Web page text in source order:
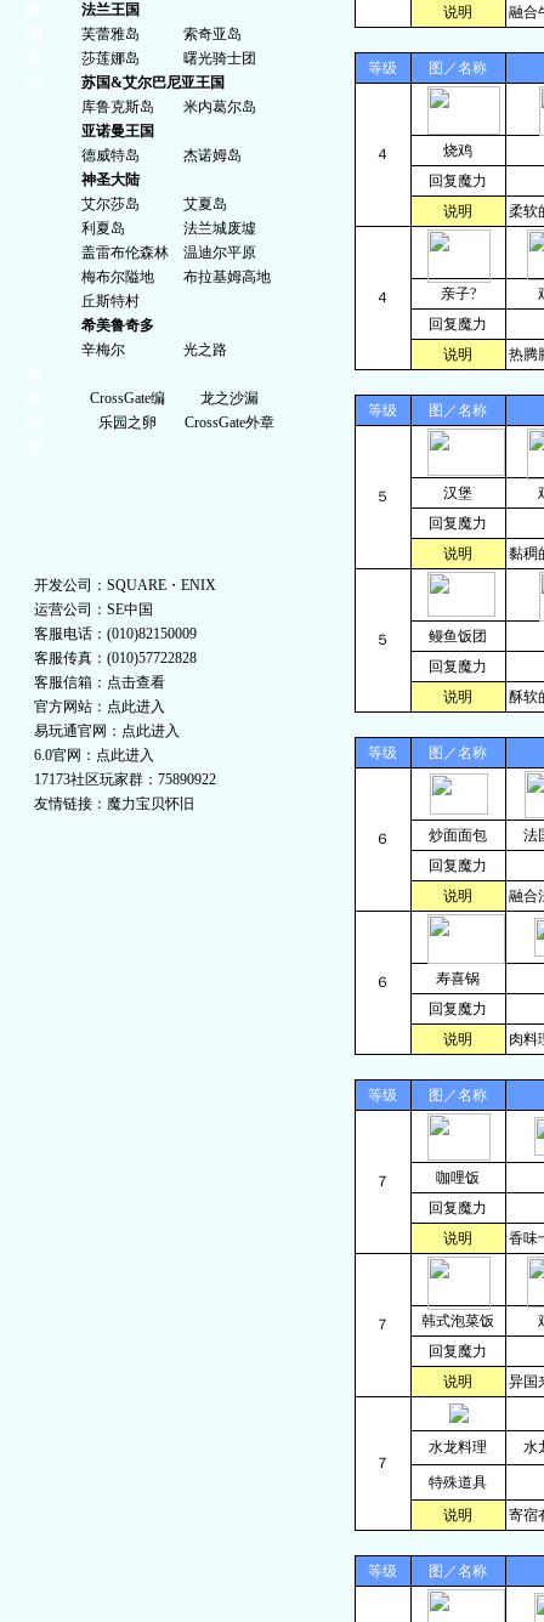
法兰王国
芙蕾雅岛
索奇亚岛
莎莲娜岛
曙光骑士团
苏国&艾尔巴尼亚王国
库鲁克斯岛
米内葛尔岛
亚诺曼王国
德威特岛
杰诺姆岛
神圣大陆
艾尔莎岛
艾夏岛
利夏岛
法兰城废墟
盖雷布伦森林
温迪尔平原
梅布尔隘地
布拉基姆高地
丘斯特村
希美鲁奇多
辛梅尔
光之路
CrossGate编
龙之沙漏
乐园之卵
CrossGate外章
开发公司：SQUARE・ENIX
运营公司：SE中国
客服电话：(010)82150009
客服传真：(010)57722828
客服信箱： 点击查看
官方网站： 点此进入
易玩通官网： 点此进入
6.0官网： 点此进入
17173社区玩家群：75890922
友情链接： 魔力宝贝怀旧
说明
融合
等级 图／名称
４
烧鸡
回复魔力
说明
柔软
４ 亲子?
回复魔力
说明
热腾
等级 图／名称
５ 汉堡
回复魔力
说明
黏稠
５
鳗鱼饭团
回复魔力
说明
酥软
等级 图／名称
６ 炒面面包
法
回复魔力
说明
融合
６
寿喜锅
回复魔力
说明
肉料
等级 图／名称
７
咖哩饭
回复魔力
说明
香味
７ 韩式泡菜饭
回复魔力
说明
异国
７
水龙料理 水
特殊道具
说明
寄宿
等级 图／名称